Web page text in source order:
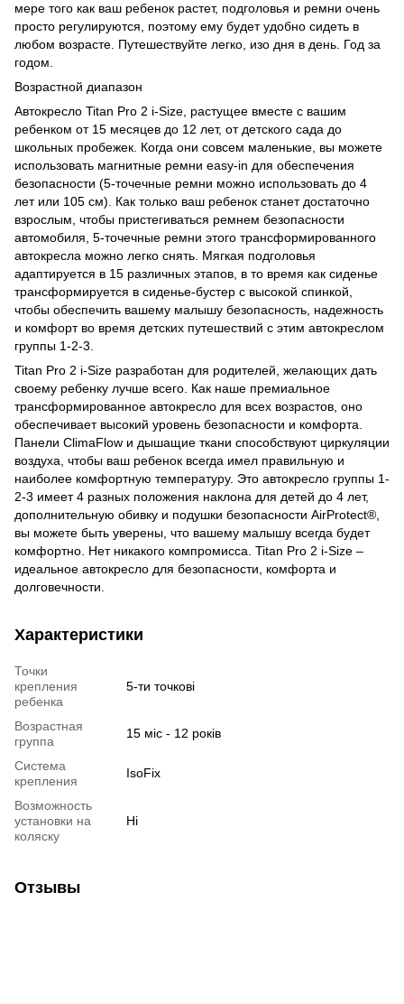
мере того как ваш ребенок растет, подголовья и ремни очень
просто регулируются, поэтому ему будет удобно сидеть в
любом возрасте. Путешествуйте легко, изо дня в день. Год за
годом.
Возрастной диапазон
Автокресло Titan Pro 2 i-Size, растущее вместе с вашим
ребенком от 15 месяцев до 12 лет, от детского сада до
школьных пробежек. Когда они совсем маленькие, вы можете
использовать магнитные ремни easy-in для обеспечения
безопасности (5-точечные ремни можно использовать до 4
лет или 105 см). Как только ваш ребенок станет достаточно
взрослым, чтобы пристегиваться ремнем безопасности
автомобиля, 5-точечные ремни этого трансформированного
автокресла можно легко снять. Мягкая подголовья
адаптируется в 15 различных этапов, в то время как сиденье
трансформируется в сиденье-бустер с высокой спинкой,
чтобы обеспечить вашему малышу безопасность, надежность
и комфорт во время детских путешествий с этим автокреслом
группы 1-2-3.
Titan Pro 2 i-Size разработан для родителей, желающих дать
своему ребенку лучше всего. Как наше премиальное
трансформированное автокресло для всех возрастов, оно
обеспечивает высокий уровень безопасности и комфорта.
Панели ClimaFlow и дышащие ткани способствуют циркуляции
воздуха, чтобы ваш ребенок всегда имел правильную и
наиболее комфортную температуру. Это автокресло группы 1-
2-3 имеет 4 разных положения наклона для детей до 4 лет,
дополнительную обивку и подушки безопасности AirProtect®,
вы можете быть уверены, что вашему малышу всегда будет
комфортно. Нет никакого компромисса. Titan Pro 2 i-Size –
идеальное автокресло для безопасности, комфорта и
долговечности.
Характеристики
Точки
крепления
ребенка
5-ти точкові
Возрастная
группа
15 міс - 12 років
Система
крепления
IsoFix
Возможность
установки на
коляску
Ні
Отзывы